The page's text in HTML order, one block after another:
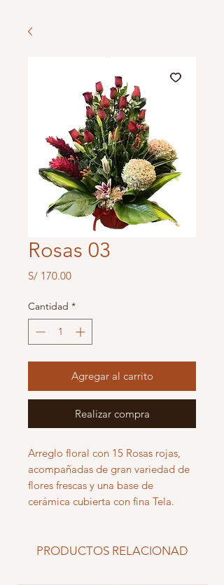
Rosas 03
S/ 170.00Precio
Cantidad *
Agregar al carrito
Realizar compra
Arreglo floral con 15 Rosas rojas,
acompañadas de gran variedad de
flores frescas y una base de
cerámica cubierta con fina Tela.
PRODUCTOS RELACIONAD